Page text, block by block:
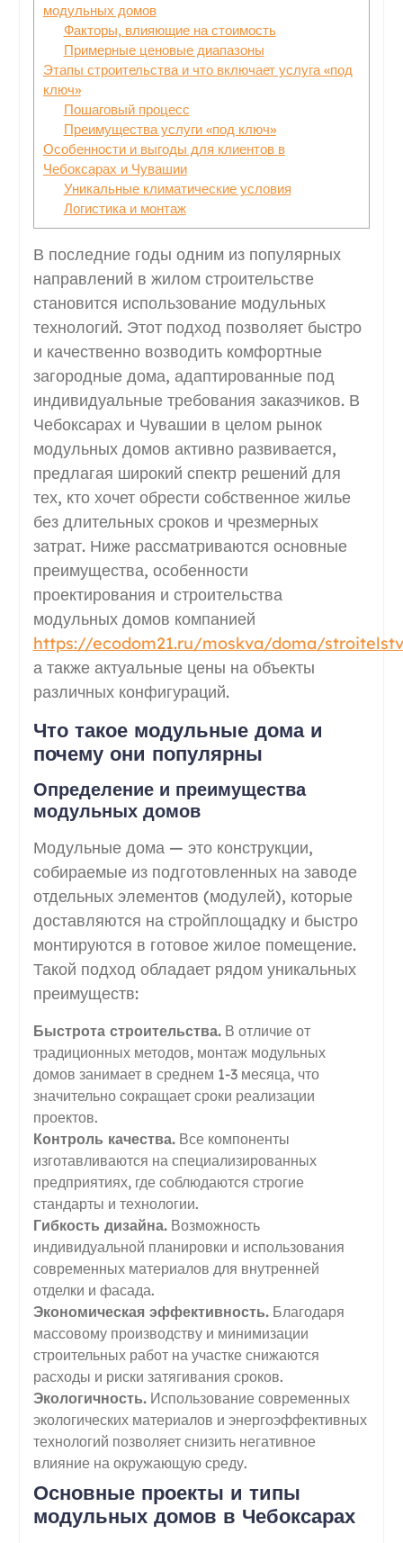
модульных домов
Факторы, влияющие на стоимость
Примерные ценовые диапазоны
Этапы строительства и что включает услуга «под
ключ»
Пошаговый процесс
Преимущества услуги «под ключ»
Особенности и выгоды для клиентов в
Чебоксарах и Чувашии
Уникальные климатические условия
Логистика и монтаж
В последние годы одним из популярных
направлений в жилом строительстве
становится использование модульных
технологий. Этот подход позволяет быстро
и качественно возводить комфортные
загородные дома, адаптированные под
индивидуальные требования заказчиков. В
Чебоксарах и Чувашии в целом рынок
модульных домов активно развивается,
предлагая широкий спектр решений для
тех, кто хочет обрести собственное жилье
без длительных сроков и чрезмерных
затрат. Ниже рассматриваются основные
преимущества, особенности
проектирования и строительства
модульных домов компанией
https://ecodom21.ru/moskva/doma/
а также актуальные цены на объекты
различных конфигураций.
Что такое модульные дома и
почему они популярны
Определение и преимущества
модульных домов
Модульные дома — это конструкции,
собираемые из подготовленных на заводе
отдельных элементов (модулей), которые
доставляются на стройплощадку и быстро
монтируются в готовое жилое помещение.
Такой подход обладает рядом уникальных
преимуществ:
Быстрота строительства.В отличие от
традиционных методов, монтаж модульных
домов занимает в среднем 1-3 месяца, что
значительно сокращает сроки реализации
проектов.
Контроль качества.Все компоненты
изготавливаются на специализированных
предприятиях, где соблюдаются строгие
стандарты и технологии.
Гибкость дизайна.Возможность
индивидуальной планировки и использования
современных материалов для внутренней
отделки и фасада.
Экономическая эффективность.Благодаря
массовому производству и минимизации
строительных работ на участке снижаются
расходы и риски затягивания сроков.
Экологичность.Использование современных
экологических материалов и энергоэффективных
технологий позволяет снизить негативное
влияние на окружающую среду.
Основные проекты и типы
модульных домов в Чебоксарах